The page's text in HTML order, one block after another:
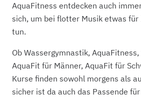
AquaFitness entdecken auch
sich, um bei flotter Musik etwas für
tun.
Ob Wassergymnastik, AquaFitness,
AquaFit für Männer, AquaFit für
Kurse finden sowohl morgens als
sicher ist da auch das Passende